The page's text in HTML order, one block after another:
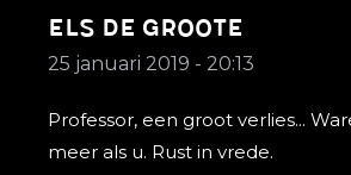
Els De Groote
25 januari 2019 - 20:13
Professor, een groot verlies...
meer als u. Rust in vrede.